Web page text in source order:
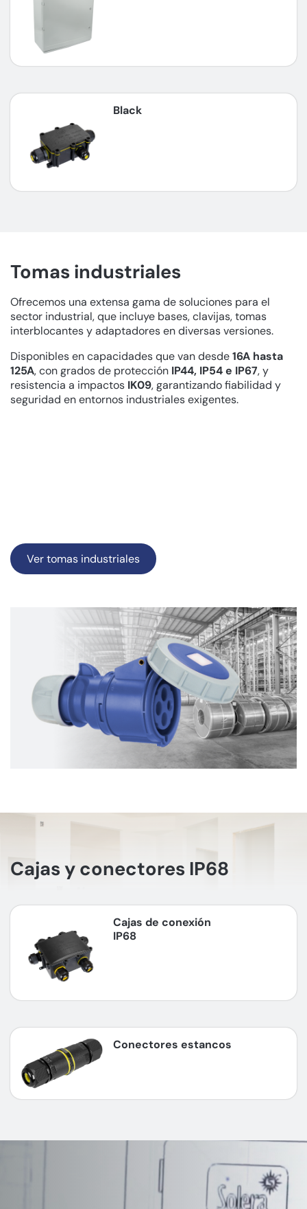
Black
Tomas industriales
Ofrecemos una extensa gama de soluciones para el
sector industrial, que incluye bases, clavijas, tomas
interblocantes y adaptadores en diversas versiones.
Disponibles en capacidades que van desde16A hasta
125A, con grados de protección IP44, IP54 e IP67, y
resistencia a impactos IK09, garantizando fiabilidad y
seguridad en entornos industriales exigentes.
Ver tomas industriales
Cajas y conectores IP68
Cajas de conexión
IP68
Conectores estancos